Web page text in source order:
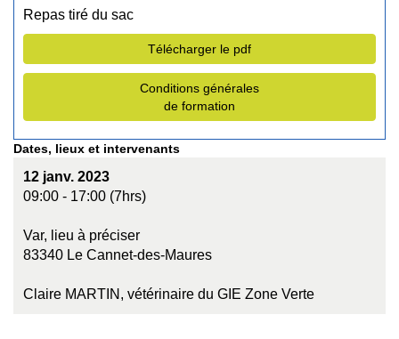
Repas tiré du sac
Télécharger le pdf
Conditions générales
de formation
Dates, lieux et intervenants
12 janv. 2023
09:00 - 17:00 (7hrs)
Var, lieu à préciser
83340 Le Cannet-des-Maures
Claire MARTIN, vétérinaire du GIE Zone Verte